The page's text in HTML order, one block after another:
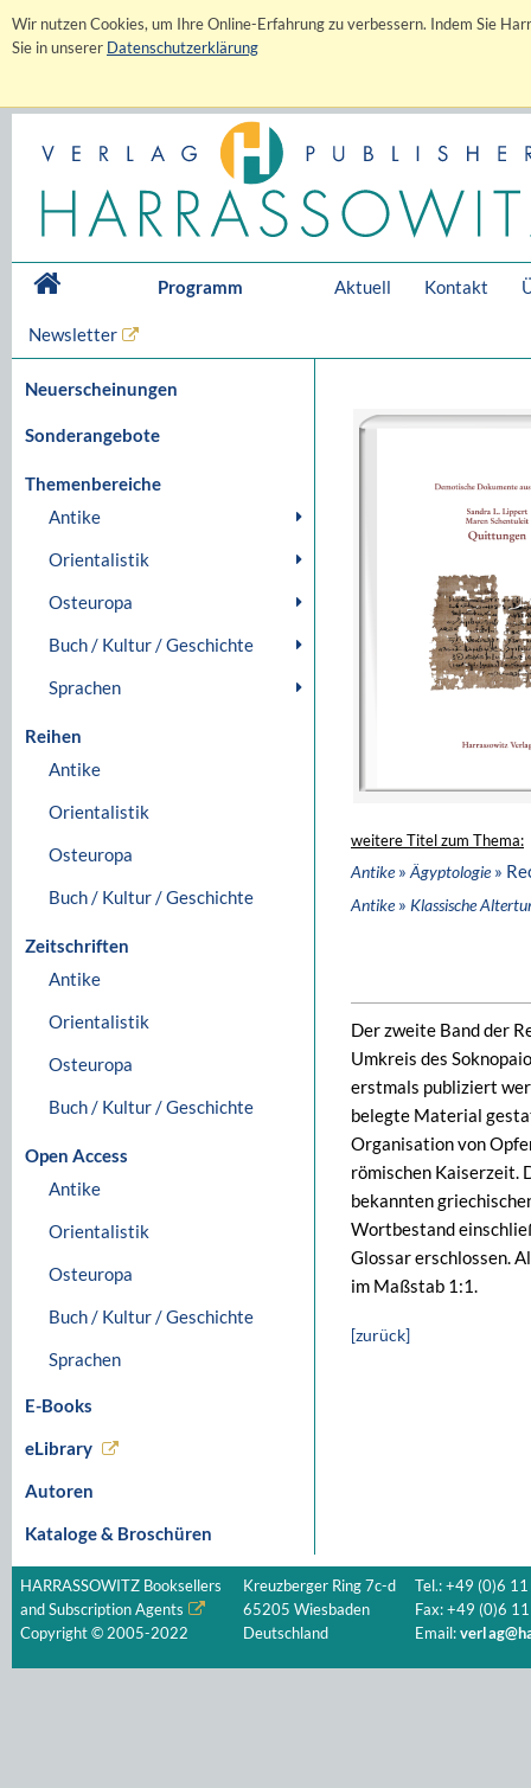
Wir nutzen Cookies, um Ihre Online-Erfahrung zu verbessern. Indem Sie
Sie in unserer Datenschutzerklärung
Programm Aktuell Kontakt
Newsletter
Neuerscheinungen
Sonderangebote
Themenbereiche
Antike
Orientalistik
Osteuropa
Buch / Kultur / Geschichte
Sprachen
Reihen
Antike
Orientalistik
Osteuropa
Buch / Kultur / Geschichte
Zeitschriften
Antike
Orientalistik
Osteuropa
Buch / Kultur / Geschichte
Open Access
Antike
Orientalistik
Osteuropa
Buch / Kultur / Geschichte
Sprachen
E-Books
eLibrary
Autoren
Kataloge & Broschüren
weitere Titel zum Thema:
Antike» Ägyptologie»
Antike» Klassische
Der zweite Band der
Umkreis des
erstmals publiziert
belegte Material
Organisation von
römischen Kaiserzeit.
bekannten
Wortbestand
Glossar erschlossen.
im Maßstab 1:1.
[zurück]
HARRASSOWITZ Booksellers
and Subscription Agents
Copyright © 2005-2022
Kreuzberger Ring 7c-d
65205 Wiesbaden
Deutschland
Tel.: +49 (0)6
Fax: +49 (0)6
Email: